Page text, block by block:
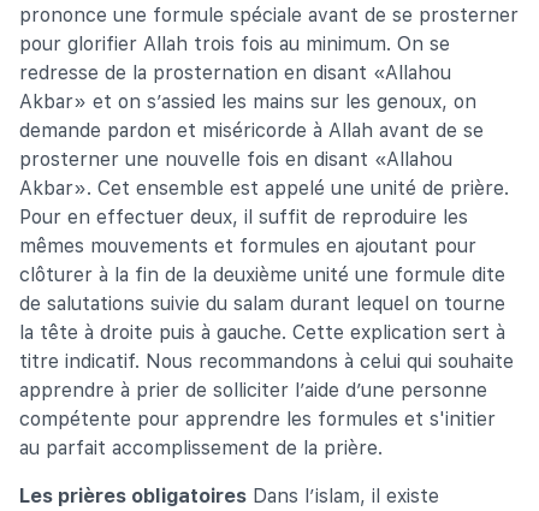
prononce une formule spéciale avant de se prosterner
pour glorifier Allah trois fois au minimum. On se
redresse de la prosternation en disant «Allahou
Akbar» et on s’assied les mains sur les genoux, on
demande pardon et miséricorde à Allah avant de se
prosterner une nouvelle fois en disant «Allahou
Akbar». Cet ensemble est appelé une unité de prière.
Pour en effectuer deux, il suffit de reproduire les
mêmes mouvements et formules en ajoutant pour
clôturer à la fin de la deuxième unité une formule dite
de salutations suivie du salam durant lequel on tourne
la tête à droite puis à gauche. Cette explication sert à
titre indicatif. Nous recommandons à celui qui souhaite
apprendre à prier de solliciter l’aide d’une personne
compétente pour apprendre les formules et s'initier
au parfait accomplissement de la prière.
Les prières obligatoires Dans l’islam, il existe